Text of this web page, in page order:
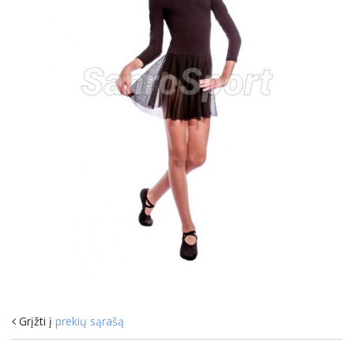
Grįžti į prekių sąrašą